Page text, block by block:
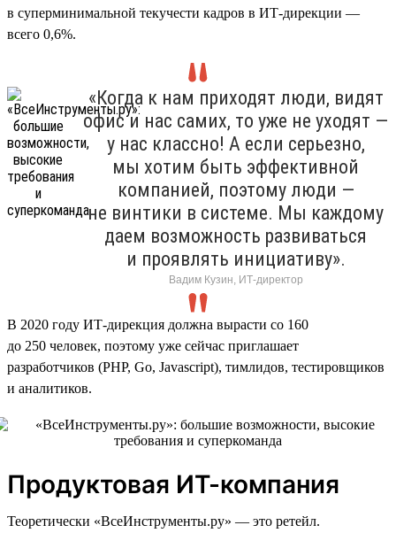
в суперминимальной текучести кадров в ИТ-дирекции —
всего 0,6%.
«Когда к нам приходят люди, видят
офис и нас самих, то уже не уходят —
у нас классно! А если серьезно,
мы хотим быть эффективной
компанией, поэтому люди —
не винтики в системе. Мы каждому
даем возможность развиваться
и проявлять инициативу».
Вадим Кузин, ИТ-директор
В 2020 году ИТ-дирекция должна вырасти со 160
до 250 человек, поэтому уже сейчас приглашает
разработчиков (PHP, Go, Javascript), тимлидов, тестировщиков
и аналитиков.
Продуктовая ИТ-компания
Теоретически «ВсеИнструменты.ру» — это ретейл.